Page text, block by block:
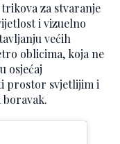
za stvaranje
i vizuelno
većih
oblicima, koja ne
osjećaj
prostor svjetlijim i